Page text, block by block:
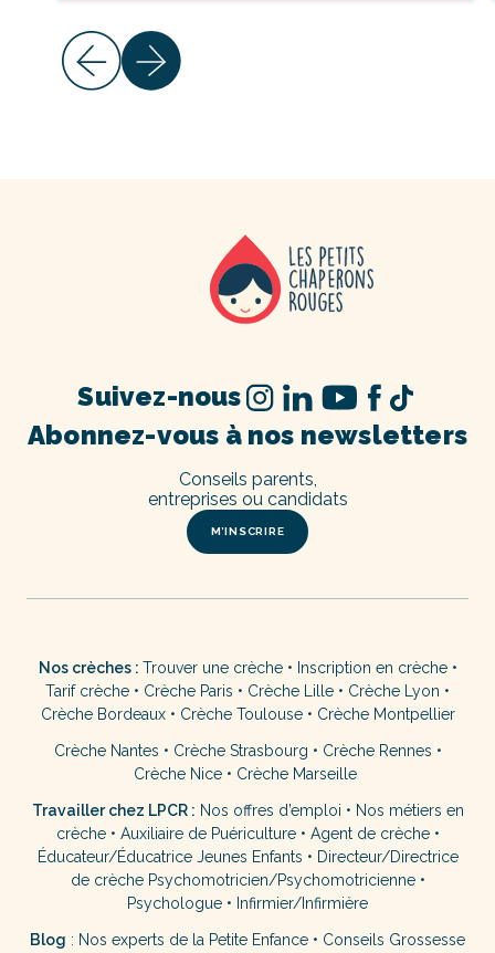
Abonnez-vous à nos newsletters
M’INSCRIRE
Conseils parents,
entreprises ou candidats
Suivez-nous
Nos crèches : Trouver une crèche• Inscription en crèche•
Tarif crèche • Crèche Paris • Crèche Lille • Crèche Lyon •
Crèche Bordeaux• Crèche Toulouse• Crèche Montpellier
Crèche Nantes • Crèche Strasbourg • Crèche Rennes •
Crèche Nice • Crèche Marseille
Travailler chez LPCR : Nos offres d’emploi • Nos métiers en
crèche• Auxiliaire de Puériculture• Agent de crèche•
Éducateur/Éducatrice Jeunes Enfants • Directeur/Directrice
de crèche Psychomotricien/Psychomotricienne•
Psychologue • Infirmier/Infirmière
Blog : Nos experts de la Petite Enfance • Conseils Grossesse